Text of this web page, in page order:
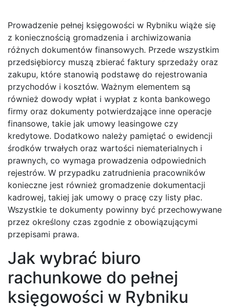
Prowadzenie pełnej księgowości w Rybniku wiąże się
z koniecznością gromadzenia i archiwizowania
różnych dokumentów finansowych. Przede wszystkim
przedsiębiorcy muszą zbierać faktury sprzedaży oraz
zakupu, które stanowią podstawę do rejestrowania
przychodów i kosztów. Ważnym elementem są
również dowody wpłat i wypłat z konta bankowego
firmy oraz dokumenty potwierdzające inne operacje
finansowe, takie jak umowy leasingowe czy
kredytowe. Dodatkowo należy pamiętać o ewidencji
środków trwałych oraz wartości niematerialnych i
prawnych, co wymaga prowadzenia odpowiednich
rejestrów. W przypadku zatrudnienia pracowników
konieczne jest również gromadzenie dokumentacji
kadrowej, takiej jak umowy o pracę czy listy płac.
Wszystkie te dokumenty powinny być przechowywane
przez określony czas zgodnie z obowiązującymi
przepisami prawa.
Jak wybrać biuro
rachunkowe do pełnej
księgowości w Rybniku